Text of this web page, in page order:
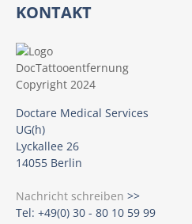
KONTAKT
Doctare Medical Services
UG(h)
Lyckallee 26
14055 Berlin
Nachricht schreiben >>
Tel: +49(0) 30 - 80 10 59 99